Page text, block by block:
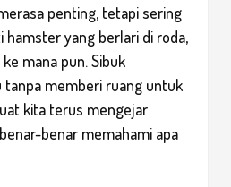
penting, tetapi sering
hamster yang berlari di roda,
mana pun. Sibuk
tanpa memberi ruang untuk
kita terus mengejar
benar memahami apa